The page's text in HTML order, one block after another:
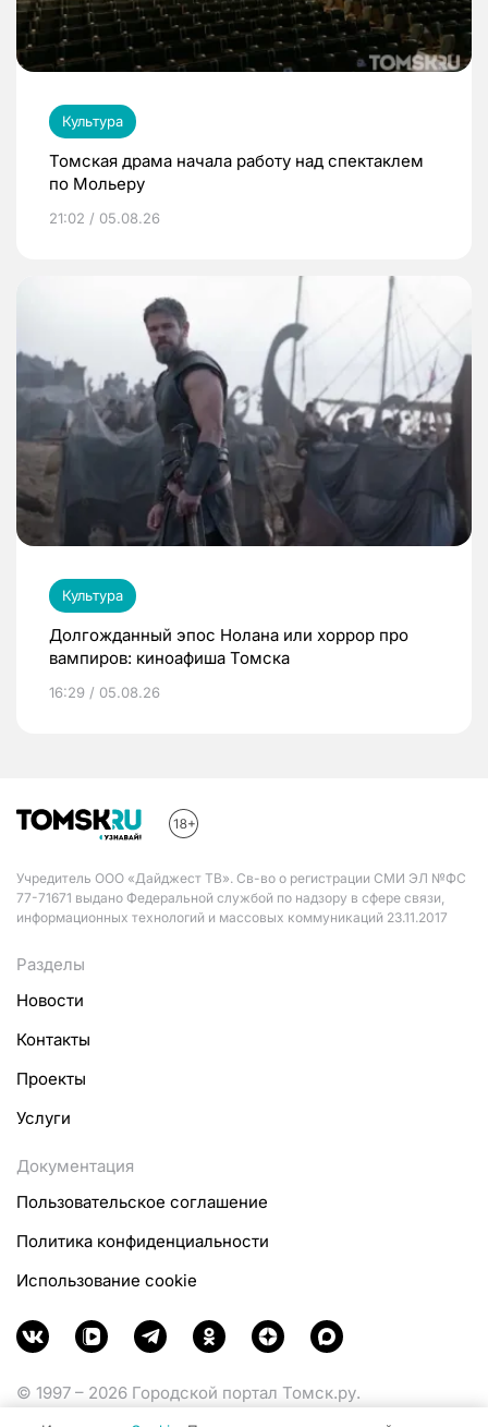
Культура
Томская драма начала работу над спектаклем
по Мольеру
21:02 / 05.08.26
Культура
Долгожданный эпос Нолана или хоррор про
вампиров: киноафиша Томска
16:29 / 05.08.26
Учредитель ООО «Дайджест ТВ». Св-во о регистрации СМИ ЭЛ №ФС
77-71671 выдано Федеральной службой по надзору в сфере связи,
информационных технологий и массовых коммуникаций 23.11.2017
Разделы
Новости
Контакты
Проекты
Услуги
Документация
Пользовательское соглашение
Политика конфиденциальности
Использование cookie
© 1997 – 2026 Городской портал Томск.ру.